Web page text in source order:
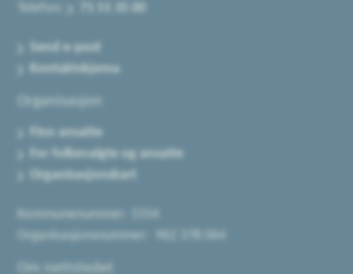
71 51 35 00
Send e-post
Kontaktskjema
Organisasjon
Finn ansatte
For folkevalgte og ansatte
Organisasjonskart
Kommunenummer: 1554
Organisasjonsnummer: 962 378 064
Om nettstedet